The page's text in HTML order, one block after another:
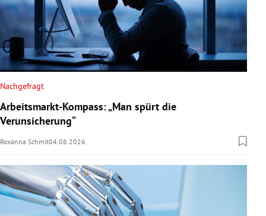
Nachgefragt
Arbeitsmarkt-Kompass: „Man spürt die
Verunsicherung“
Roxanna Schmit04.08.2026